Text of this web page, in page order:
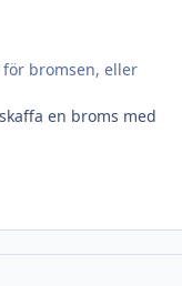
bromsen, eller
en broms med